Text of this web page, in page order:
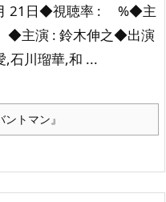
21日◆視聴率 : %◆主
◆主演 : 鈴木伸之◆出演
,石川瑠華,和 ...
ントマン』